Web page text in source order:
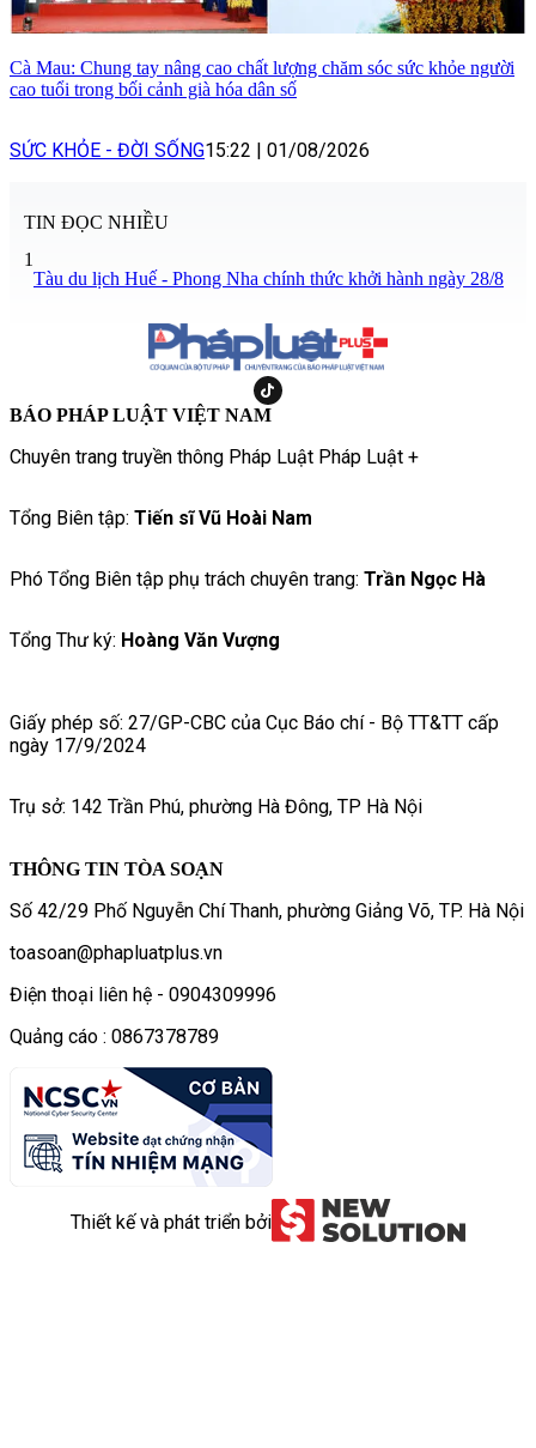
Cà Mau: Chung tay nâng cao chất lượng chăm sóc sức khỏe người
cao tuổi trong bối cảnh già hóa dân số
SỨC KHỎE - ĐỜI SỐNG15:22 | 01/08/2026
TIN ĐỌC NHIỀU
1
Tàu du lịch Huế - Phong Nha chính thức khởi hành ngày 28/8
BÁO PHÁP LUẬT VIỆT NAM
Chuyên trang truyền thông Pháp Luật Pháp Luật +
Tổng Biên tập: Tiến sĩ Vũ Hoài Nam
Phó Tổng Biên tập phụ trách chuyên trang: Trần Ngọc Hà
Tổng Thư ký: Hoàng Văn Vượng
Giấy phép số: 27/GP-CBC của Cục Báo chí - Bộ TT&TT cấp
ngày 17/9/2024
Trụ sở: 142 Trần Phú, phường Hà Đông, TP Hà Nội
THÔNG TIN TÒA SOẠN
Số 42/29 Phố Nguyễn Chí Thanh, phường Giảng Võ, TP. Hà Nội
toasoan@phapluatplus.vn
Điện thoại liên hệ - 0904309996
Quảng cáo : 0867378789
Thiết kế và phát triển bởi